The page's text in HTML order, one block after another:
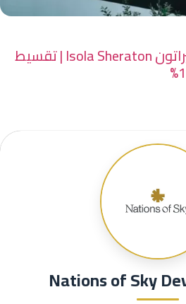
أسعار كمبوند ايزولا شيراتون Isola Sheraton | تقسيط
Nations of Sky